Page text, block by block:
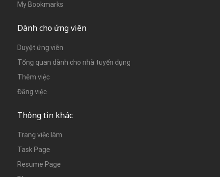
My Bookmarks
Dành cho ứng viên
Duyệt ứng viên
Tổng quan dành cho nhà tuyển dụng
Thêm việc
Đăng việc
Thông tin khác
Trang việc làm
Task Page
Resume Page